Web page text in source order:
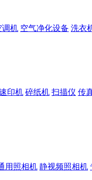
调机 空气净化设备 洗衣
印机 碎纸机 扫描仪 传
用照相机 静视频照相机